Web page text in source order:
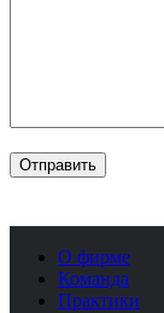
О фирме
Команда
Практики